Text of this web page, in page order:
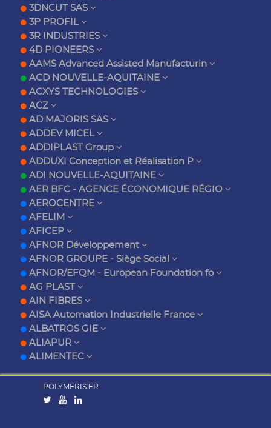
3DNCUT SAS
3P PROFIL
3R INDUSTRIES
4D PIONEERS
AAMS Advanced Assisted Manufacturin
ACD NOUVELLE-AQUITAINE
ACXYS TECHNOLOGIES
ACZ
AD MAJORIS SAS
ADDEV MICEL
ADDIPLAST Group
ADDUXI Conception et Réalisation P
ADI NOUVELLE-AQUITAINE
AER BFC - AGENCE ÉCONOMIQUE RÉGIO
AEROCENTRE
AFELIM
AFICEP
AFNOR Développement
AFNOR GROUPE - Siège Social
AFNOR/EFQM - European Foundation fo
AG PLAST
AIN FIBRES
AISA Automation Industrielle France
ALBATROS GIE
ALIAPUR
ALIMENTEC
POLYMERIS.FR